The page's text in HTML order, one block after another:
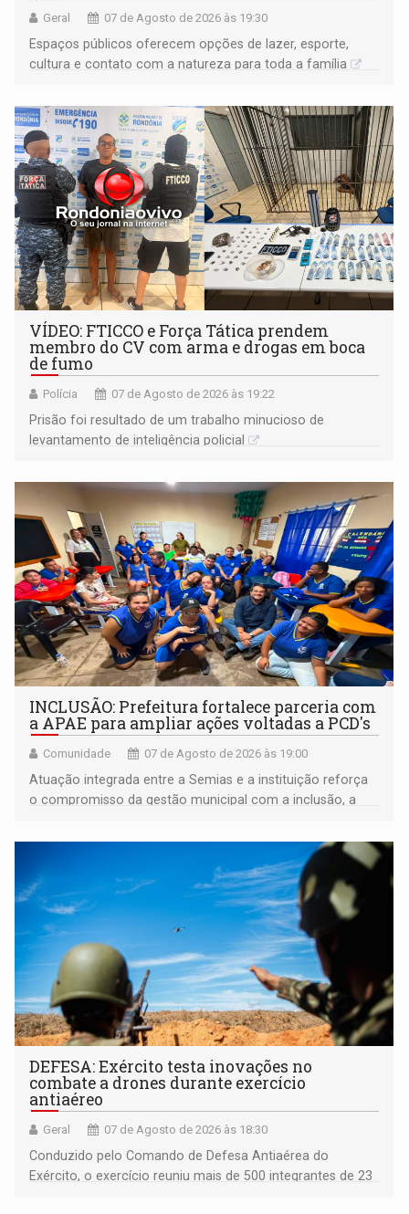
Geral 07 de Agosto de 2026 às 19:30
Espaços públicos oferecem opções de lazer, esporte,
cultura e contato com a natureza para toda a família
VÍDEO: FTICCO e Força Tática prendem
membro do CV com arma e drogas em boca
de fumo
Polícia 07 de Agosto de 2026 às 19:22
Prisão foi resultado de um trabalho minucioso de
levantamento de inteligência policial
INCLUSÃO: Prefeitura fortalece parceria com
a APAE para ampliar ações voltadas a PCD's
Comunidade 07 de Agosto de 2026 às 19:00
Atuação integrada entre a Semias e a instituição reforça
o compromisso da gestão municipal com a inclusão, a
DEFESA: Exército testa inovações no
combate a drones durante exercício
antiaéreo
Geral 07 de Agosto de 2026 às 18:30
Conduzido pelo Comando de Defesa Antiaérea do
Exército, o exercício reuniu mais de 500 integrantes de 23